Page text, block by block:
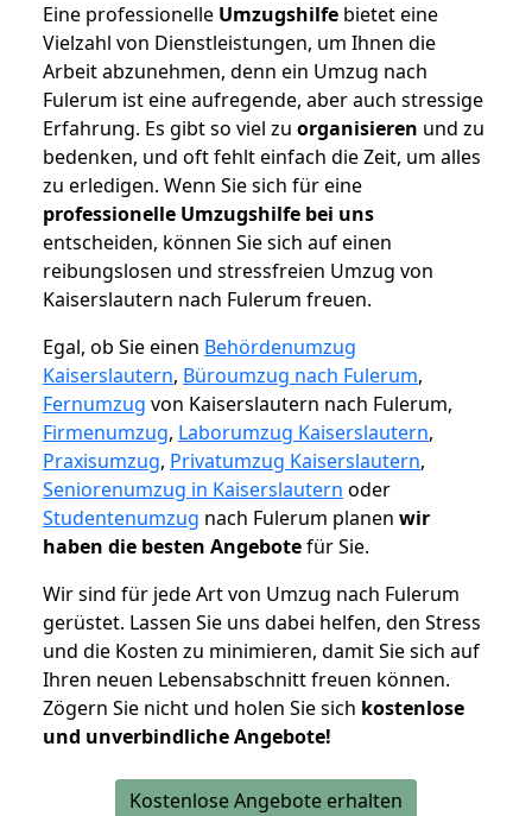
Eine professionelle Umzugshilfe bietet eine
Vielzahl von Dienstleistungen, um Ihnen die
Arbeit abzunehmen, denn ein Umzug nach
Fulerum ist eine aufregende, aber auch stressige
Erfahrung. Es gibt so viel zu organisieren und zu
bedenken, und oft fehlt einfach die Zeit, um alles
zu erledigen. Wenn Sie sich für eine
professionelle Umzugshilfe bei uns
entscheiden, können Sie sich auf einen
reibungslosen und stressfreien Umzug von
Kaiserslautern nach Fulerum freuen.
Egal, ob Sie einen Behördenumzug
Kaiserslautern, Büroumzug nach Fulerum,
Fernumzug von Kaiserslautern nach Fulerum,
Firmenumzug, Laborumzug Kaiserslautern,
Praxisumzug, Privatumzug Kaiserslautern,
Seniorenumzug in Kaiserslautern oder
Studentenumzug nach Fulerum planen wir
haben die besten Angebotefür Sie.
Wir sind für jede Art von Umzug nach Fulerum
gerüstet. Lassen Sie uns dabei helfen, den Stress
und die Kosten zu minimieren, damit Sie sich auf
Ihren neuen Lebensabschnitt freuen können.
Zögern Sie nicht und holen Sie sich kostenlose
und unverbindliche Angebote!
Kostenlose Angebote erhalten